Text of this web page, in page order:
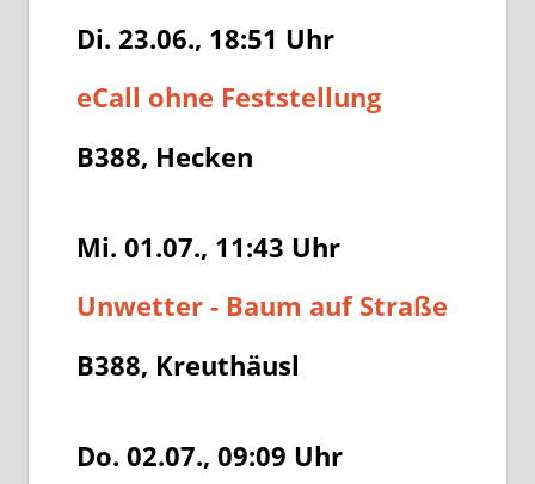
Di. 23.06., 18:51 Uhr
eCall ohne Feststellung
B388, Hecken
Mi. 01.07., 11:43 Uhr
Unwetter - Baum auf Straße
B388, Kreuthäusl
Do. 02.07., 09:09 Uhr